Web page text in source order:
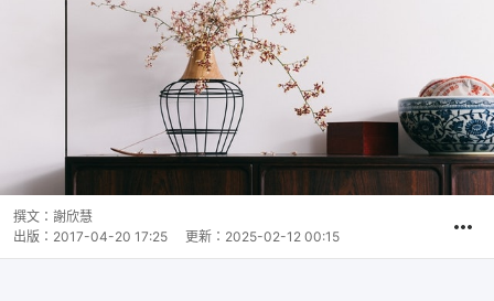
撰文： 謝欣慧
出版： 2017-04-20 17:25 更新： 2025-02-12 00:15